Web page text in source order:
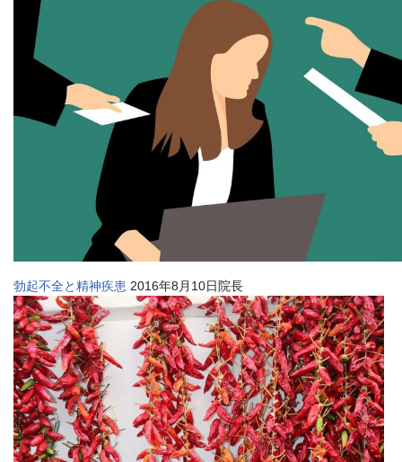
勃起不全と精神疾患 2016年8月10日院長